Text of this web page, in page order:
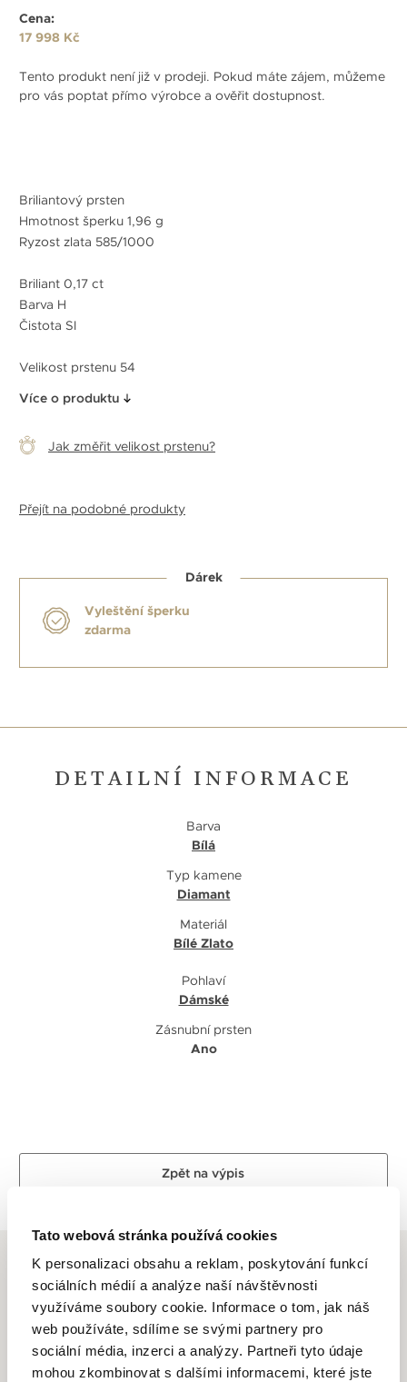
Tato webová stránka používá cookies
K personalizaci obsahu a reklam, poskytování funkcí
sociálních médií a analýze naší návštěvnosti
využíváme soubory cookie. Informace o tom, jak náš
web používáte, sdílíme se svými partnery pro
sociální média, inzerci a analýzy. Partneři tyto údaje
mohou zkombinovat s dalšími informacemi, které jste
Cena:
17 998 Kč
Tento produkt není již v prodeji. Pokud máte zájem, můžeme
pro vás poptat přímo výrobce a ověřit dostupnost.
Briliantový prsten
Hmotnost šperku 1,96 g
Ryzost zlata 585/1000
Briliant 0,17 ct
Barva H
Čistota SI
Velikost prstenu 54
Více o produktu
Jak změřit velikost prstenu?
Přejít na podobné produkty
Dárek
Vyleštění šperku
zdarma
DETAILNÍ INFORMACE
Barva
Bílá
Typ kamene
Diamant
Materiál
Bílé Zlato
Pohlaví
Dámské
Zásnubní prsten
Ano
Zpět na výpis
ALTMAN DIAMOND
Dlouhletá zkušenost, odborné znalosti, láska k řemeslu a